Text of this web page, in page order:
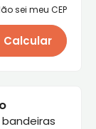
sei meu CEP
Calcular